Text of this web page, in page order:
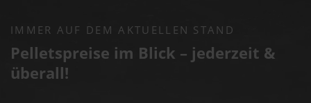
IMMER AUF DEM AKTUELLEN STAND
Pelletspreise im Blick – jederzeit &
überall!